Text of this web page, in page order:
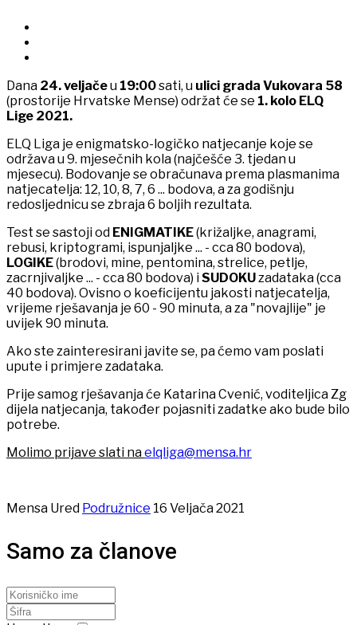
Dana 24. veljačeu 19:00sati, u ulici grada Vukovara 58
(prostorije Hrvatske Mense) održat će se 1. kolo ELQ
Lige 2021.
ELQ Liga je enigmatsko-logičko natjecanje koje se
održava u 9. mjesečnih kola (najčešće 3. tjedan u
mjesecu). Bodovanje se obračunava prema plasmanima
natjecatelja: 12, 10, 8, 7, 6 ... bodova, a za godišnju
redosljednicu se zbraja 6 boljih rezultata.
Test se sastoji od ENIGMATIKE(križaljke, anagrami,
rebusi, kriptogrami, ispunjaljke ... - cca 80 bodova),
LOGIKE(brodovi, mine, pentomina, strelice, petlje,
zacrnjivaljke ... - cca 80 bodova) iSUDOKUzadataka (cca
40 bodova). Ovisno o koeficijentu jakosti natjecatelja,
vrijeme rješavanja je 60 - 90 minuta, a za "novajlije" je
uvijek 90 minuta.
Ako ste zainteresirani javite se, pa ćemo vam poslati
upute i primjere zadataka.
Prije samog rješavanja će Katarina Cvenić, voditeljica Zg
dijela natjecanja, također pojasniti zadatke ako bude bilo
potrebe.
Molimo prijave slati naelqliga@mensa.hr
Mensa Ured Podružnice 16 Veljača 2021
Samo za članove